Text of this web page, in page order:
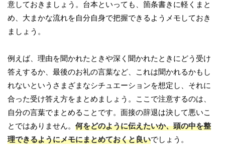
意しておきましょう。台本といっても、箇条書きに軽くまと
め、大まかな流れを自分自身で把握できるようメモしておき
ましょう。
例えば、理由を聞かれたときや深く聞かれたときにどう受け
答えするか、最後のお礼の言葉など、これは聞かれるかもし
れないというさまざまなシチュエーションを想定し、それに
合った受け答え方をまとめましょう。ここで注意するのは、
自分の言葉でまとめることです。面接の辞退は決して悪いこ
とではありません。 何をどのように伝えたいか、頭の中を整
理できるようにメモにまとめておくと良いでしょう。